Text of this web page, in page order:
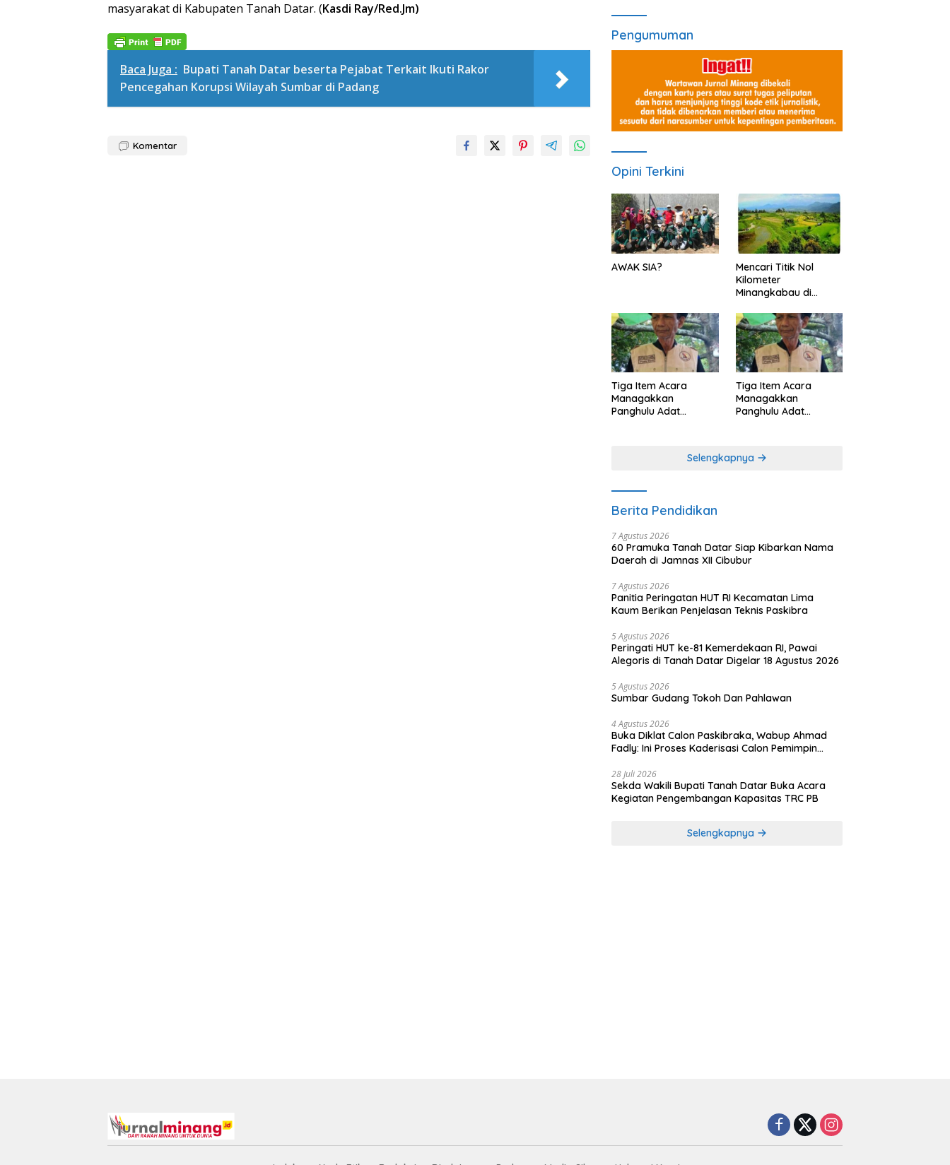
masyarakat di Kabupaten Tanah Datar. (Kasdi Ray/Red.Jm)
Baca Juga : Bupati Tanah Datar beserta Pejabat Terkait Ikuti Rakor
Pencegahan Korupsi Wilayah Sumbar di Padang
Komentar
Pengumuman
Opini Terkini
AWAK SIA?
Mencari Titik Nol
Kilometer
Minangkabau di
Dimanakah Lokasi
nya?
Tiga Item Acara
Managakkan
Panghulu Adat
Tiga Item Acara
Managakkan
Panghulu Adat
Selengkapnya
Berita Pendidikan
7 Agustus 2026
60 Pramuka Tanah Datar Siap Kibarkan Nama
Daerah di Jamnas XII Cibubur
7 Agustus 2026
Panitia Peringatan HUT RI Kecamatan Lima
Kaum Berikan Penjelasan Teknis Paskibra
5 Agustus 2026
Peringati HUT ke-81 Kemerdekaan RI, Pawai
Alegoris di Tanah Datar Digelar 18 Agustus 2026
5 Agustus 2026
Sumbar Gudang Tokoh Dan Pahlawan
4 Agustus 2026
Buka Diklat Calon Paskibraka, Wabup Ahmad
Fadly: Ini Proses Kaderisasi Calon Pemimpin
28 Juli 2026
Sekda Wakili Bupati Tanah Datar Buka Acara
Kegiatan Pengembangan Kapasitas TRC PB
Selengkapnya